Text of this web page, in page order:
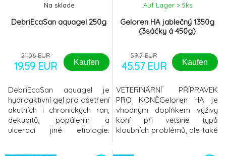
DebriEcaSan aquagel 250g
Na sklade
21.06 EUR
19.59 EUR Kaufen
DebriEcaSan aquagel je
hydroaktivní gel pro ošetření
akutních i chronických ran,
dekubitů, popálenin a
ulcerací jiné etiologie.
Geloren HA jablečný 1350g
(3sáčky á 450g)
Auf Lager > 5ks
59.7 EUR
45.57 EUR Kaufen
VETERINÁRNÍ PŘÍPRAVEK
PRO KONĚGeloren HA je
vhodným doplňkem výživy
koní při většině typů
kloubních problémů, ale také